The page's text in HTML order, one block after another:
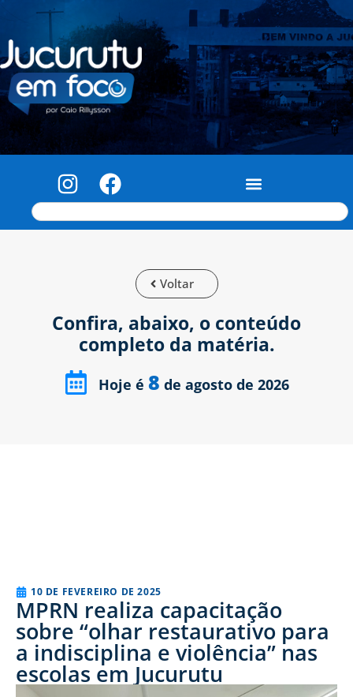
Voltar
Confira, abaixo, o conteúdo
completo da matéria.
Hoje é 8 de agosto de 2026
10 DE FEVEREIRO DE 2025
MPRN realiza capacitação
sobre “olhar restaurativo para
a indisciplina e violência” nas
escolas em Jucurutu